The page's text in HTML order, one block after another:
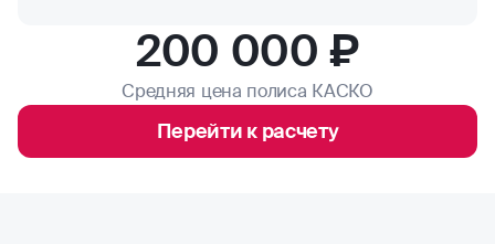
200 000 ₽
Средняя цена полиса КАСКО
Перейти к расчету